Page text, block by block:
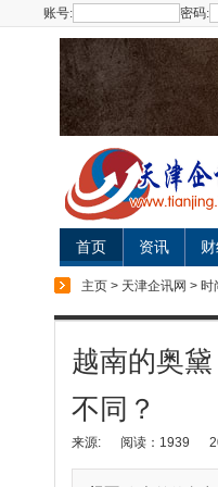
账号: 密码:
首页 资讯
主页 > 天津企讯网 > 时
越南的奥
不同？
来源: 阅读：1939